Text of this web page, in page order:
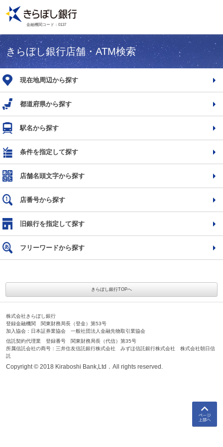
金融機関コード：0137
きらぼし銀行店舗・ATM検索
現在地周辺から探す
都道府県から探す
駅名から探す
条件を指定して探す
店舗名頭文字から探す
店番号から探す
旧銀行を指定して探す
フリーワードから探す
きらぼし銀行TOPへ
株式会社きらぼし銀行
登録金融機関 関東財務局長（登金）第53号
加入協会：日本証券業協会 一般社団法人金融先物取引業協会
信託契約代理業 登録番号 関東財務局長（代信）第35号
所属信託会社の商号：三井住友信託銀行株式会社 みずほ信託銀行株式会社 株式会社朝日信
託
Copyright © 2018 Kiraboshi Bank,Ltd．All rights reserved.